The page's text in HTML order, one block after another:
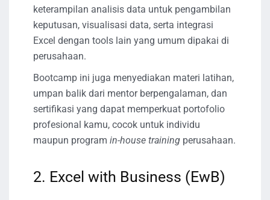
keterampilan analisis data untuk pengambilan
keputusan, visualisasi data, serta integrasi
Excel dengan tools lain yang umum dipakai di
perusahaan.
Bootcamp ini juga menyediakan materi latihan,
umpan balik dari mentor berpengalaman, dan
sertifikasi yang dapat memperkuat portofolio
profesional kamu, cocok untuk individu
maupun program in-house training perusahaan.
2. Excel with Business (EwB)